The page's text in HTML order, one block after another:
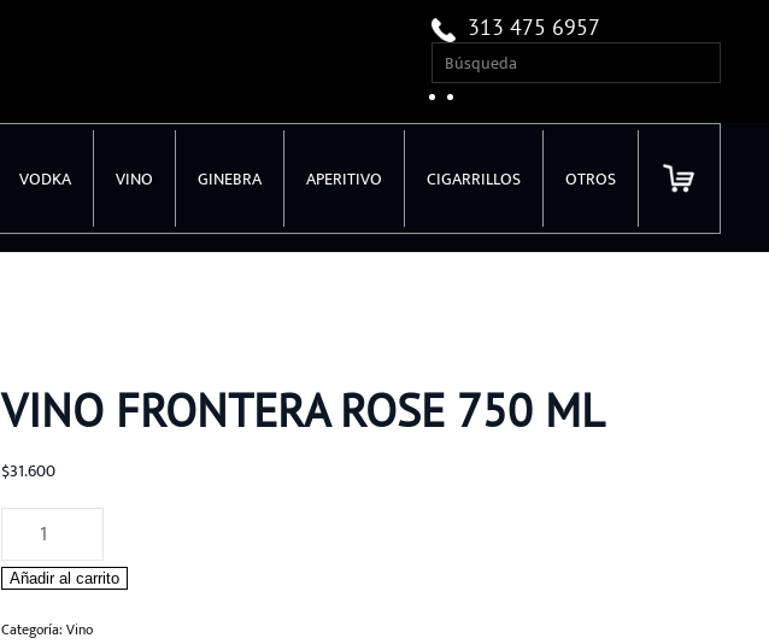
313 475 6957
VODKA VINO GINEBRA APERITIVO CIGARRILLOS OTROS
VINO FRONTERA ROSE 750 ML
$31.600
Frontera
Rose
750
Añadir al carrito
Categoría: Vino